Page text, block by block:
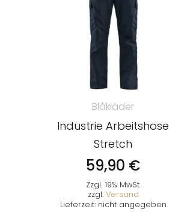
Blåkläder
Industrie Arbeitshose
Stretch
59,90 €
Zzgl. 19% MwSt.
zzgl. Versand
Lieferzeit: nicht angegeben